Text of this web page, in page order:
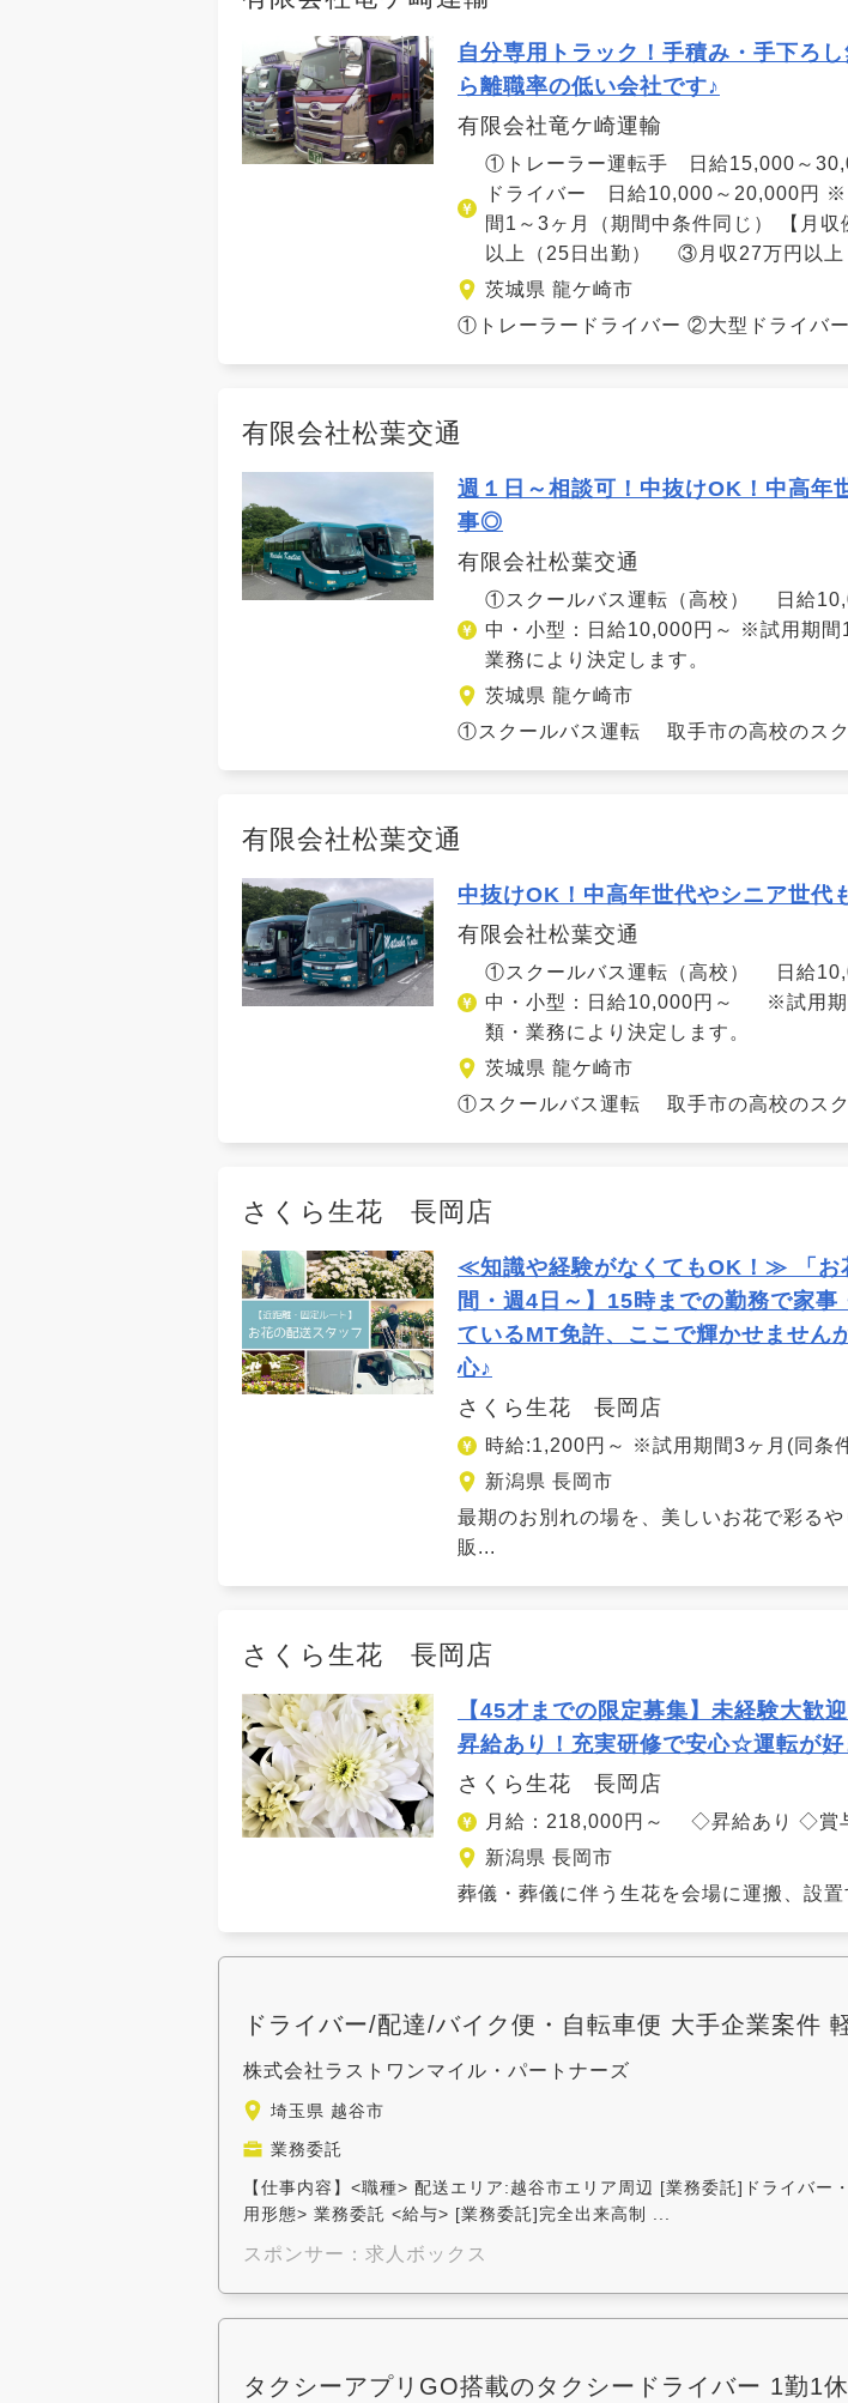
自分専用トラック！手積み・手下ろ
ら離職率の低い会社です♪
有限会社竜ケ崎運輸
①トレーラー運転手 日給15,000～
ドライバー 日給10,000～20,000円 ※
間1～3ヶ月（期間中条件同じ） 【
以上（25日出勤） ③月収27万円以上
茨城県 龍ケ崎市
①トレーラードライバー ②大型ドライ
有限会社松葉交通
週１日～相談可！中抜けOK！中高年
事◎
有限会社松葉交通
①スクールバス運転（高校） 日給
中・小型：日給10,000円～ ※試用期間
業務により決定します。
茨城県 龍ケ崎市
①スクールバス運転 取手市の高校のス
有限会社松葉交通
中抜けOK！中高年世代やシニア世
有限会社松葉交通
①スクールバス運転（高校） 日給
中・小型：日給10,000円～ ※試用期
類・業務により決定します。
茨城県 龍ケ崎市
①スクールバス運転 取手市の高校のス
さくら生花 長岡店
≪知識や経験がなくてもOK！≫ 「お
間・週4日～】15時までの勤務で家
ているMT免許、ここで輝かせません
心♪
さくら生花 長岡店
時給:1,200円～ ※試用期間3ヶ月(同条
新潟県 長岡市
最期のお別れの場を、美しいお花で彩る
販...
さくら生花 長岡店
【45才までの限定募集】未経験大歓
昇給あり！充実研修で安心☆運転が好
さくら生花 長岡店
月給：218,000円～ ◇昇給あり ◇賞
新潟県 長岡市
葬儀・葬儀に伴う生花を会場に運搬、
ドライバー/配達/バイク便・自転車便 大手企業案件
株式会社ラストワンマイル・パートナーズ
埼玉県 越谷市
業務委託
【仕事内容】<職種> 配送エリア:越谷市エリア周辺 [業務委託]ドライバ
用形態> 業務委託 <給与> [業務委託]完全出来高制 ...
スポンサー：求人ボックス
タクシーアプリGO搭載のタクシードライバー 1勤1